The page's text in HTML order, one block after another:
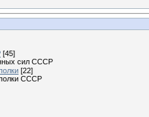
[45]
сил СССР
[22]
полки СССР